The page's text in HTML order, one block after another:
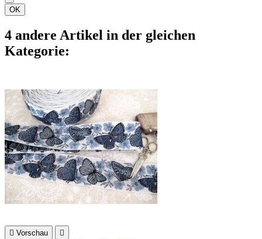
OK
4 andere Artikel in der gleichen
Kategorie:
 Vorschau 